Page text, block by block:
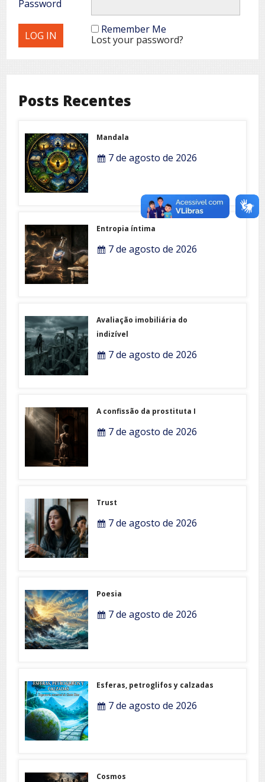
Password
Remember Me
Lost your password?
Posts Recentes
Mandala
7 de agosto de 2026
Entropia íntima
7 de agosto de 2026
Avaliação imobiliária do
indizível
7 de agosto de 2026
A confissão da prostituta I
7 de agosto de 2026
Trust
7 de agosto de 2026
Poesia
7 de agosto de 2026
Esferas, petroglifos y calzadas
7 de agosto de 2026
Cosmos